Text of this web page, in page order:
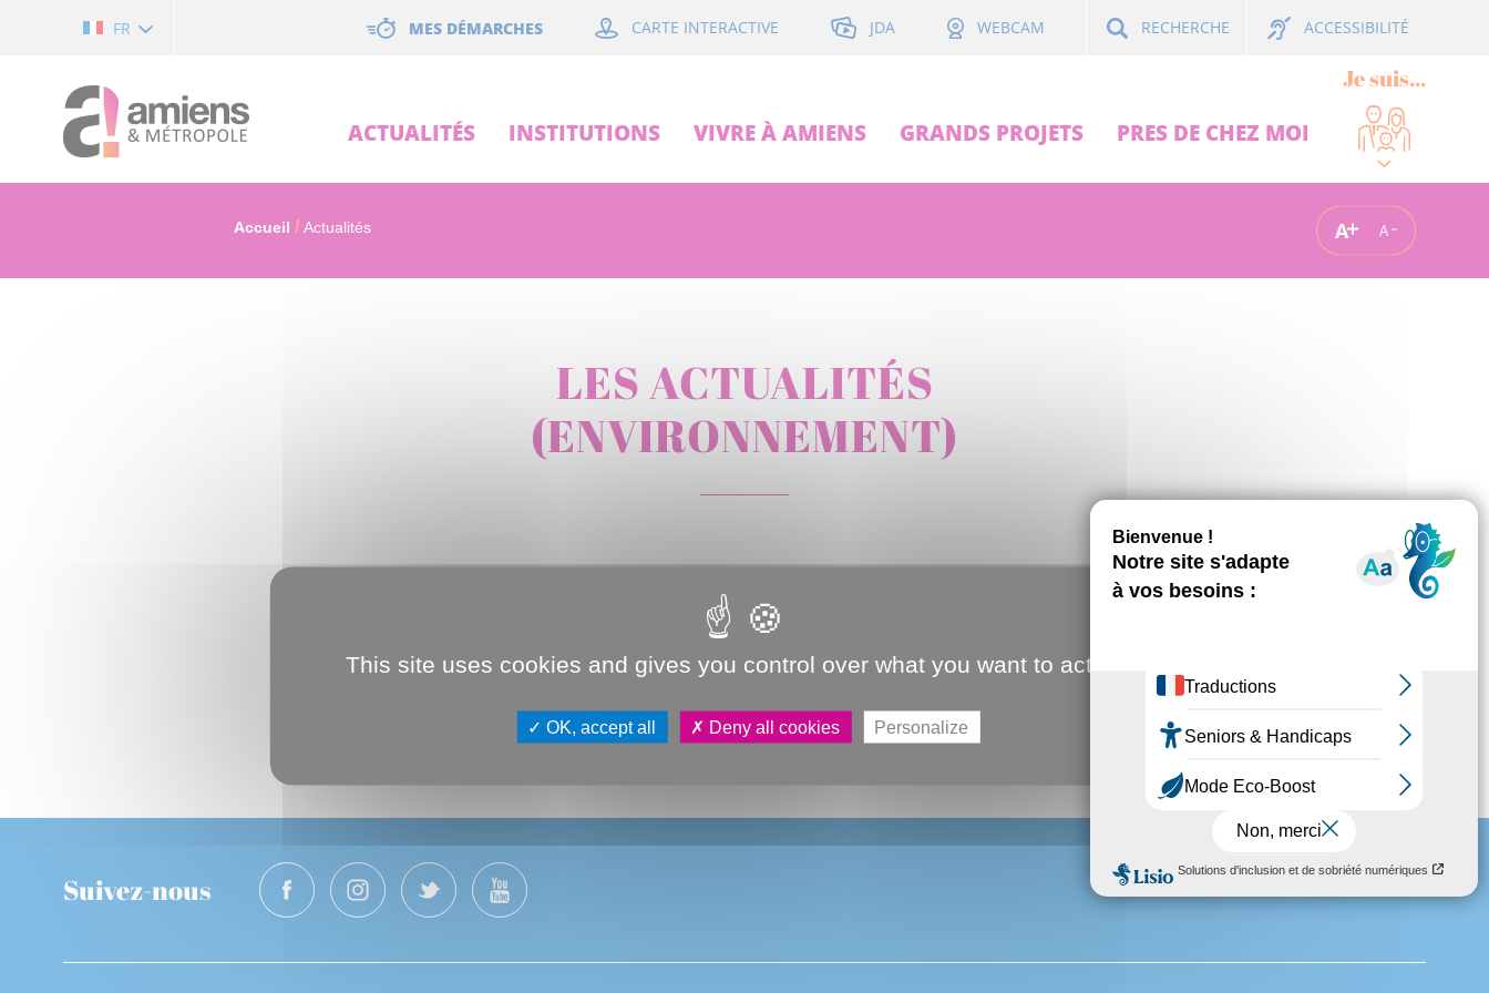
FR MES DÉMARCHES CARTE INTERACTIVE JDA WEBCAM RECHERCHE ACCESSIBILITÉ
ACTUALITÉS INSTITUTIONS VIVRE À AMIENS GRANDS PROJETS PRES DE CHEZ MOI
Je suis...
Accueil Actualités A A
LES ACTUALITÉS
(ENVIRONNEMENT)
ENVIRONNEMENT
PRÉCÉDENT 1 2 ... 8 9 SUIVANT
Suivez-nous
This site uses cookies and gives you control over what you want to activate
OK, accept all Deny all cookies Personalize